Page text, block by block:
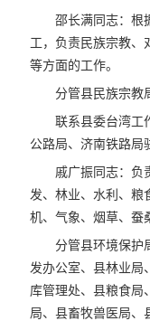
邵长满同志：根
工，负责民族宗教、
等方面的工作。
分管县民族宗教
联系县委台湾工
公路局、济南铁路局
戚广振同志：负
发、林业、水利、粮
机、气象、烟草、蚕
分管县环境保护
发办公室、县林业局
库管理处、县粮食局
局、县畜牧兽医局、